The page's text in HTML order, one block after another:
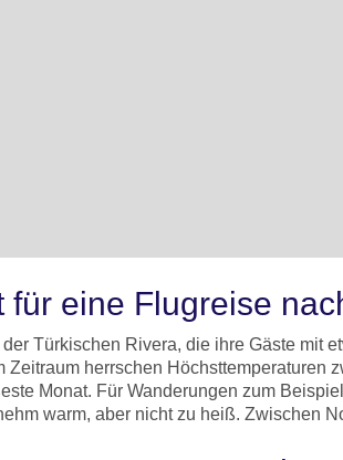
für eine Flugreise
Türkischen Rivera, die ihre Gäste mit
Zeitraum herrschen Höchsttemperaturen
Monat. Für Wanderungen zum
warm, aber nicht zu heiß. Zwischen